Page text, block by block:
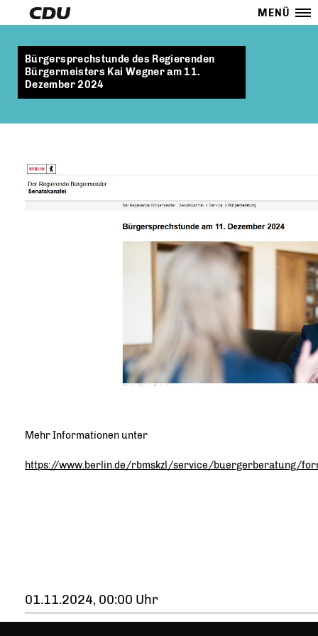
MENÜ
Bürgersprechstunde des Regierenden
Bürgermeisters Kai Wegner am 11.
Dezember 2024
Mehr Informationen unter
https://www.berlin.de/rbmskzl/service/buergerberatung/
01.11.2024, 00:00 Uhr